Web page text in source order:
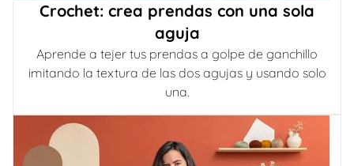
Crochet: crea prendas con una sola
aguja
Aprende a tejer tus prendas a golpe de ganchillo
imitando la textura de las dos agujas y usando solo
una.